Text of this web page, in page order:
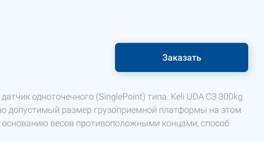
Заказать
одноточечного (SinglePoint) типа. Keli UDA C3 300kg
допустимый размер грузоприемной платформы на этом
весов противоположными концами, способ